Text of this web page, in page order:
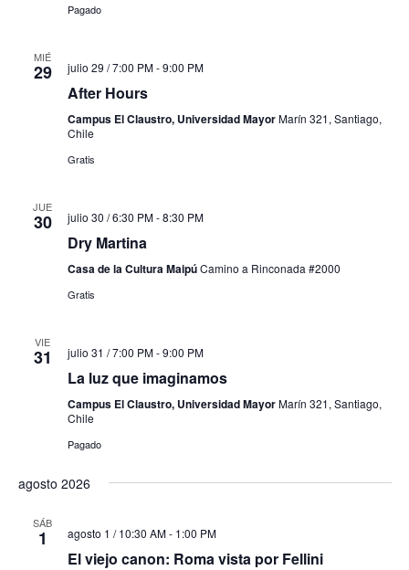
Pagado
MIÉ
29 julio 29 / 7:00 PM-9:00 PM
After Hours
Campus El Claustro, Universidad MayorMarín 321, Santiago,
Chile
Gratis
JUE
30 julio 30 / 6:30 PM-8:30 PM
Dry Martina
Casa de la Cultura MaipúCamino a Rinconada #2000
Gratis
VIE
31 julio 31 / 7:00 PM-9:00 PM
La luz que imaginamos
Campus El Claustro, Universidad MayorMarín 321, Santiago,
Chile
Pagado
agosto 2026
SÁB
1 agosto 1 / 10:30 AM- 1:00 PM
El viejo canon: Roma vista por Fellini